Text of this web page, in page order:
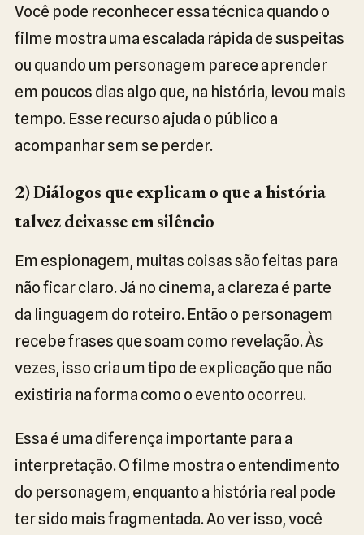
Você pode reconhecer essa técnica quando o
filme mostra uma escalada rápida de suspeitas
ou quando um personagem parece aprender
em poucos dias algo que, na história, levou mais
tempo. Esse recurso ajuda o público a
acompanhar sem se perder.
2) Diálogos que explicam o que a história
talvez deixasse em silêncio
Em espionagem, muitas coisas são feitas para
não ficar claro. Já no cinema, a clareza é parte
da linguagem do roteiro. Então o personagem
recebe frases que soam como revelação. Às
vezes, isso cria um tipo de explicação que não
existiria na forma como o evento ocorreu.
Essa é uma diferença importante para a
interpretação. O filme mostra o entendimento
do personagem, enquanto a história real pode
ter sido mais fragmentada. Ao ver isso, você